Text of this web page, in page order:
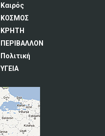
Καιρός
ΚΟΣΜΟΣ
ΚΡΗΤΗ
ΠΕΡΙΒΑΛΛΟΝ
Πολιτική
ΥΓΕΙΑ